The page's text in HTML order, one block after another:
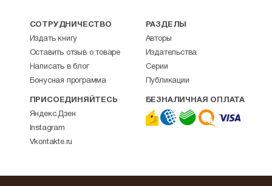
СОТРУДНИЧЕСТВО
Издать книгу
Оставить отзыв о товаре
Написать в блог
Бонусная программа
РАЗДЕЛЫ
Авторы
Издательства
Серии
Публикации
ПРИСОЕДИНЯЙТЕСЬ
Яндекс.Дзен
Instagram
Vkontakte.ru
БЕЗНАЛИЧНАЯ ОПЛАТА